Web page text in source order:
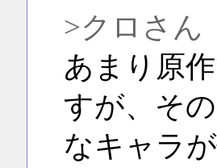
>クロさん
あまり原
すが、そ
なキャラ